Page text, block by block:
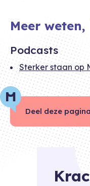
Meer
Podcasts
Sterker staan op
Deel deze pagina